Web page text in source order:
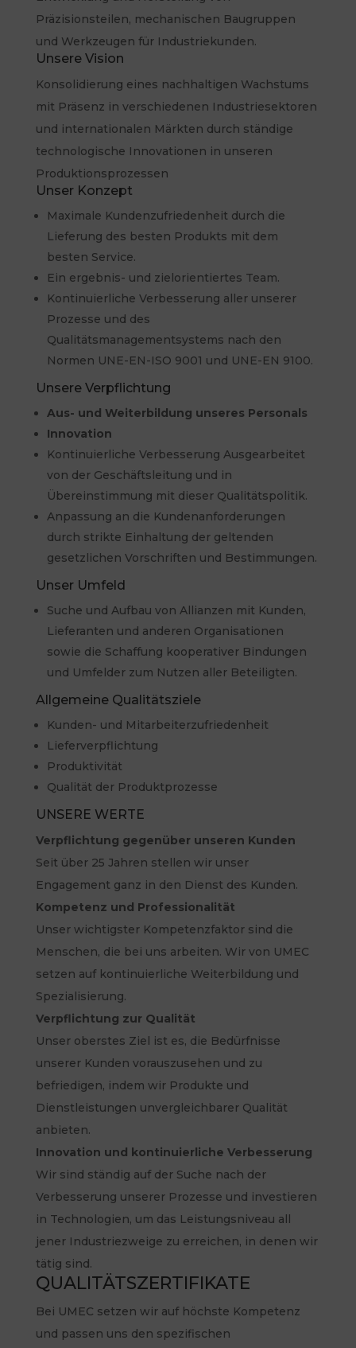
Präzisionsteilen, mechanischen Baugruppen
und Werkzeugen für Industriekunden.
Unsere Vision
Konsolidierung eines nachhaltigen Wachstums
mit Präsenz in verschiedenen Industriesektoren
und internationalen Märkten durch ständige
technologische Innovationen in unseren
Produktionsprozessen
Unser Konzept
Maximale Kundenzufriedenheit durch die
Lieferung des besten Produkts mit dem
besten Service.
Ein ergebnis- und zielorientiertes Team.
Kontinuierliche Verbesserung aller unserer
Prozesse und des
Qualitätsmanagementsystems nach den
Normen UNE-EN-ISO 9001 und UNE-EN 9100.
Unsere Verpflichtung
Aus- und Weiterbildung unseres Personals
Innovation
Kontinuierliche Verbesserung Ausgearbeitet
von der Geschäftsleitung und in
Übereinstimmung mit dieser Qualitätspolitik.
Anpassung an die Kundenanforderungen
durch strikte Einhaltung der geltenden
gesetzlichen Vorschriften und Bestimmungen.
Unser Umfeld
Suche und Aufbau von Allianzen mit Kunden,
Lieferanten und anderen Organisationen
sowie die Schaffung kooperativer Bindungen
und Umfelder zum Nutzen aller Beteiligten.
Allgemeine Qualitätsziele
Kunden- und Mitarbeiterzufriedenheit
Lieferverpflichtung
Produktivität
Qualität der Produktprozesse
UNSERE WERTE
Verpflichtung gegenüber unseren Kunden
Seit über 25 Jahren stellen wir unser
Engagement ganz in den Dienst des Kunden.
Kompetenz und Professionalität
Unser wichtigster Kompetenzfaktor sind die
Menschen, die bei uns arbeiten. Wir von UMEC
setzen auf kontinuierliche Weiterbildung und
Spezialisierung.
Verpflichtung zur Qualität
Unser oberstes Ziel ist es, die Bedürfnisse
unserer Kunden vorauszusehen und zu
befriedigen, indem wir Produkte und
Dienstleistungen unvergleichbarer Qualität
anbieten.
Innovation und kontinuierliche Verbesserung
Wir sind ständig auf der Suche nach der
Verbesserung unserer Prozesse und investieren
in Technologien, um das Leistungsniveau all
jener Industriezweige zu erreichen, in denen wir
tätig sind.
QUALITÄTSZERTIFIKATE
Bei UMEC setzen wir auf höchste Kompetenz
und passen uns den spezifischen